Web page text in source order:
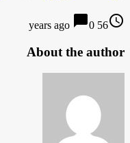
access_time
56 years ago
chat_bubble0
About the author